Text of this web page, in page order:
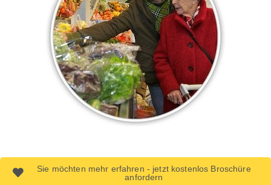
Sie möchten mehr erfahren - jetzt kostenlos Broschüre
anfordern